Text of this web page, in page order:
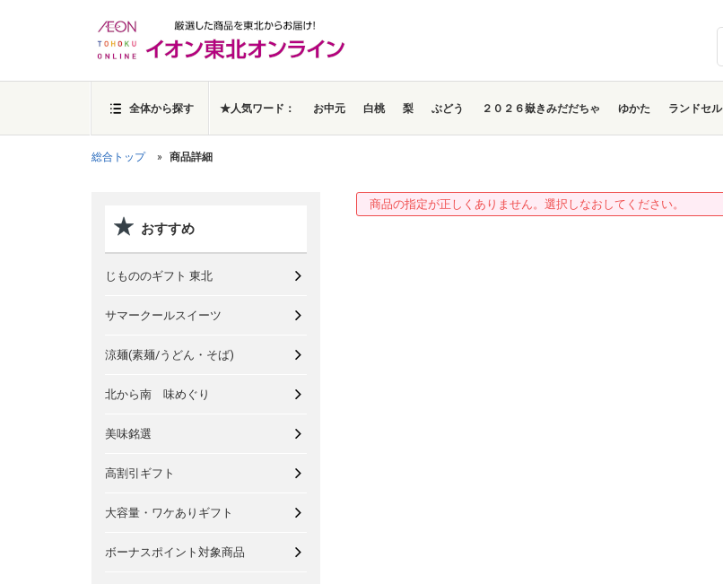
全体から探す ★人気ワード： お中元 白桃 梨 ぶどう ２０２６嶽きみだだちゃ ゆかた ランドセル
総合トップ 商品詳細
おすすめ
じもののギフト 東北
サマークールスイーツ
涼麺(素麺/うどん・そば)
北から南 味めぐり
美味銘選
高割引ギフト
大容量・ワケありギフト
ボーナスポイント対象商品
商品の指定が正しくありません。選択しなおしてください。